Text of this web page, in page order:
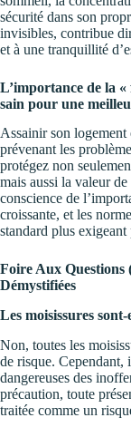
sécurité dans son
invisibles, contribue
et à une tranquillité
L’importance de la
sain pour une
Assainir son logement
prévenant les
protégez non
mais aussi la valeur
conscience de
croissante, et les
standard plus
Foire Aux
Démystifiées
Les moisissures sont-
Non, toutes les
de risque. Cependant,
dangereuses des
précaution, toute
traitée comme un